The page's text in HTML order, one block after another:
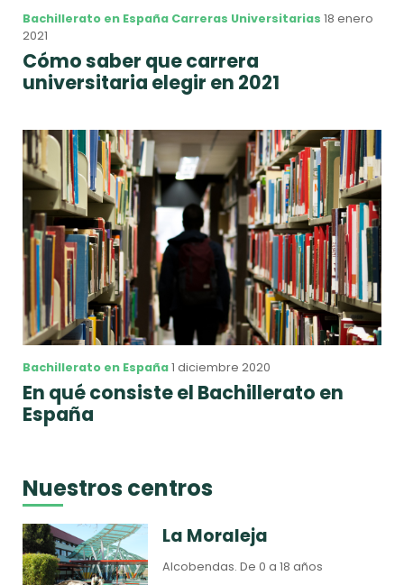
Bachillerato en España Carreras Universitarias 18 enero
2021
Cómo saber que carrera
universitaria elegir en 2021
Bachillerato en España1 diciembre 2020
En qué consiste el Bachillerato en
España
Nuestros centros
La Moraleja
Alcobendas.De 0 a 18 años